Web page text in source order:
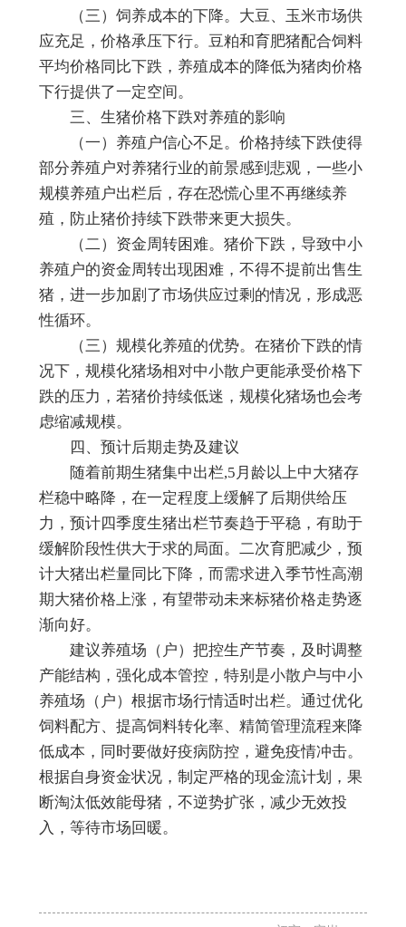
（三）饲养成本的下降。大豆、玉米市场供
应充足，价格承压下行。豆粕和育肥猪配合饲料
平均价格同比下跌，养殖成本的降低为猪肉价格
下行提供了一定空间。
三、生猪价格下跌对养殖的影响
（一）养殖户信心不足。价格持续下跌使得
部分养殖户对养猪行业的前景感到悲观，一些小
规模养殖户出栏后，存在恐慌心里不再继续养
殖，防止猪价持续下跌带来更大损失。
（二）资金周转困难。猪价下跌，导致中小
养殖户的资金周转出现困难，不得不提前出售生
猪，进一步加剧了市场供应过剩的情况，形成恶
性循环。
（三）规模化养殖的优势。在猪价下跌的情
况下，规模化猪场相对中小散户更能承受价格下
跌的压力，若猪价持续低迷，规模化猪场也会考
虑缩减规模。
四、预计后期走势及建议
随着前期生猪集中出栏,5月龄以上中大猪存
栏稳中略降，在一定程度上缓解了后期供给压
力，预计四季度生猪出栏节奏趋于平稳，有助于
缓解阶段性供大于求的局面。二次育肥减少，预
计大猪出栏量同比下降，而需求进入季节性高潮
期大猪价格上涨，有望带动未来标猪价格走势逐
渐向好。
建议养殖场（户）把控生产节奏，及时调整
产能结构，强化成本管控，特别是小散户与中小
养殖场（户）根据市场行情适时出栏。通过优化
饲料配方、提高饲料转化率、精简管理流程来降
低成本，同时要做好疫病防控，避免疫情冲击。
根据自身资金状况，制定严格的现金流计划，果
断淘汰低效能母猪，不逆势扩张，减少无效投
入，等待市场回暖。